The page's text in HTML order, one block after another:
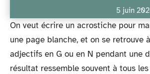
5 juin
On veut écrire un acrostiche pour
une page blanche, et on se retrouve
adjectifs en G ou en N pendant une
résultat ressemble souvent à tous